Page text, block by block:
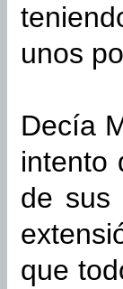
unos
Decía
intento
de sus
que